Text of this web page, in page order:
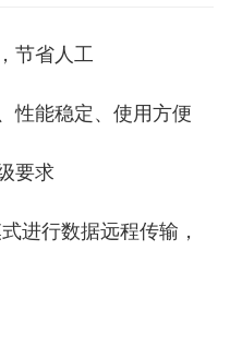
节省人工
性能稳定、使用方便
要求
进行数据远程传输，